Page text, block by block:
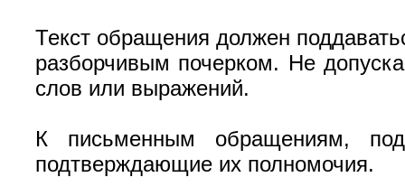
Текст обращения должен
разборчивым почерком. Не
слов или выражений.
К письменным обращениям,
подтверждающие их полномочия.